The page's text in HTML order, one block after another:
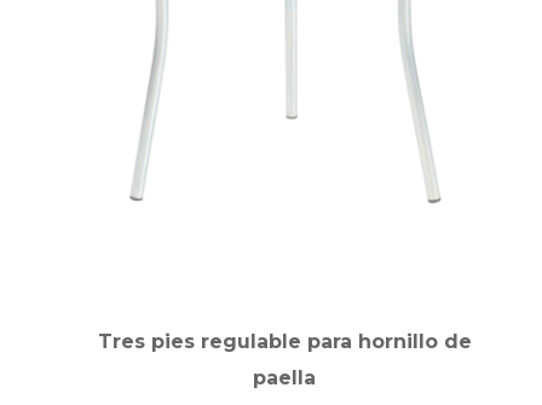
Tres pies regulable para hornillo de
paella